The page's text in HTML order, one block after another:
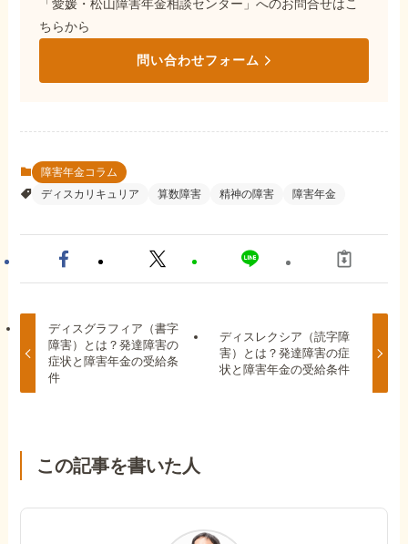
「愛媛・松山障害年金相談センター」へのお問合せはこ
ちらから
問い合わせフォーム
障害年金コラム
ディスカリキュリア
算数障害 精神の障害 障害年金
ディスグラフィア（書字
障害）とは？発達障害の
症状と障害年金の受給条
件
ディスレクシア（読字障
害）とは？発達障害の症
状と障害年金の受給条件
この記事を書いた人